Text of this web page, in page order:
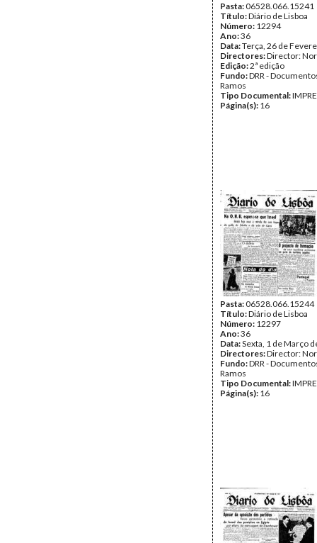
Pasta:06528.066.15241
Título:Diário de Lisboa
Número: 12294
Ano:36
Data:Terça, 26 de
Directores:Director:
Edição:2ª edição
Fundo:DRR -
Ramos
Tipo Documental:
Página(s): 16
Pasta:06528.066.15244
Título:Diário de Lisboa
Número: 12297
Ano:36
Data:Sexta, 1 de Março
Directores:Director:
Fundo:DRR -
Ramos
Tipo Documental:
Página(s): 16